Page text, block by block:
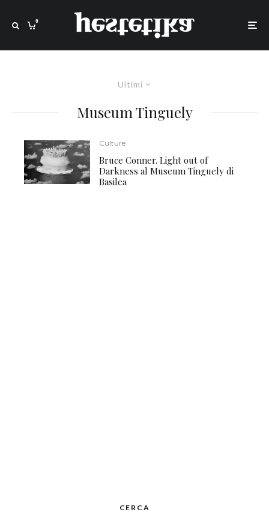
0
Ultimi
Museum Tinguely
Culture
Bruce Conner. Light out of
Darkness al Museum Tinguely di
Basilea
CERCA